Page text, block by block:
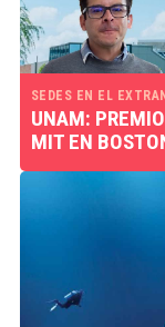
SEDES EN EL
UNAM:
MIT EN